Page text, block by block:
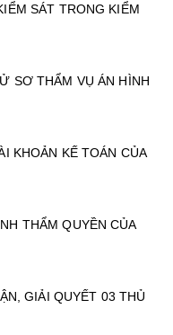
SÁT TRONG KIỂM
SƠ THẨM VỤ ÁN HÌNH
KHOẢN KẾ TOÁN CỦA
THẨM QUYỀN CỦA
GIẢI QUYẾT 03 THỦ